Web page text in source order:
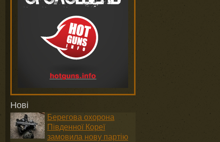
Нові
Берегова охорона
Південної Кореї
замовила нову партію